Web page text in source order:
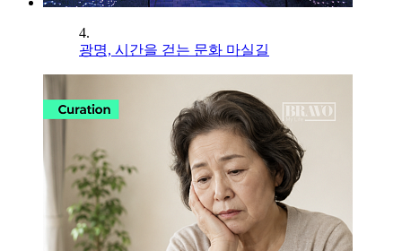
4.
광명, 시간을 걷는 문화 마실길